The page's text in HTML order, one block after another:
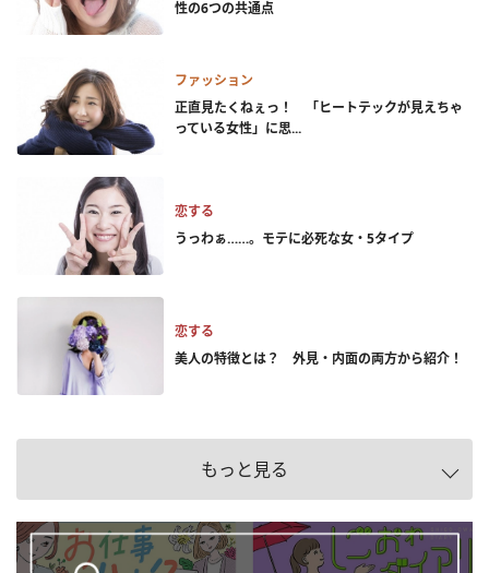
性の6つの共通点
ファッション
正直見たくねぇっ！ 「ヒートテックが見えちゃ
っている女性」に思...
恋する
うっわぁ……。モテに必死な女・5タイプ
恋する
美人の特徴とは？ 外見・内面の両方から紹介！
もっと見る